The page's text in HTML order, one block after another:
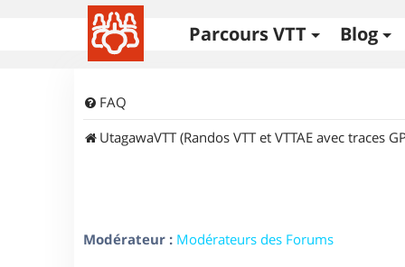
Parcours VTT Blog
FAQ
UtagawaVTT (Randos VTT et VTTAE avec traces
Modérateur : Modérateurs des Forums